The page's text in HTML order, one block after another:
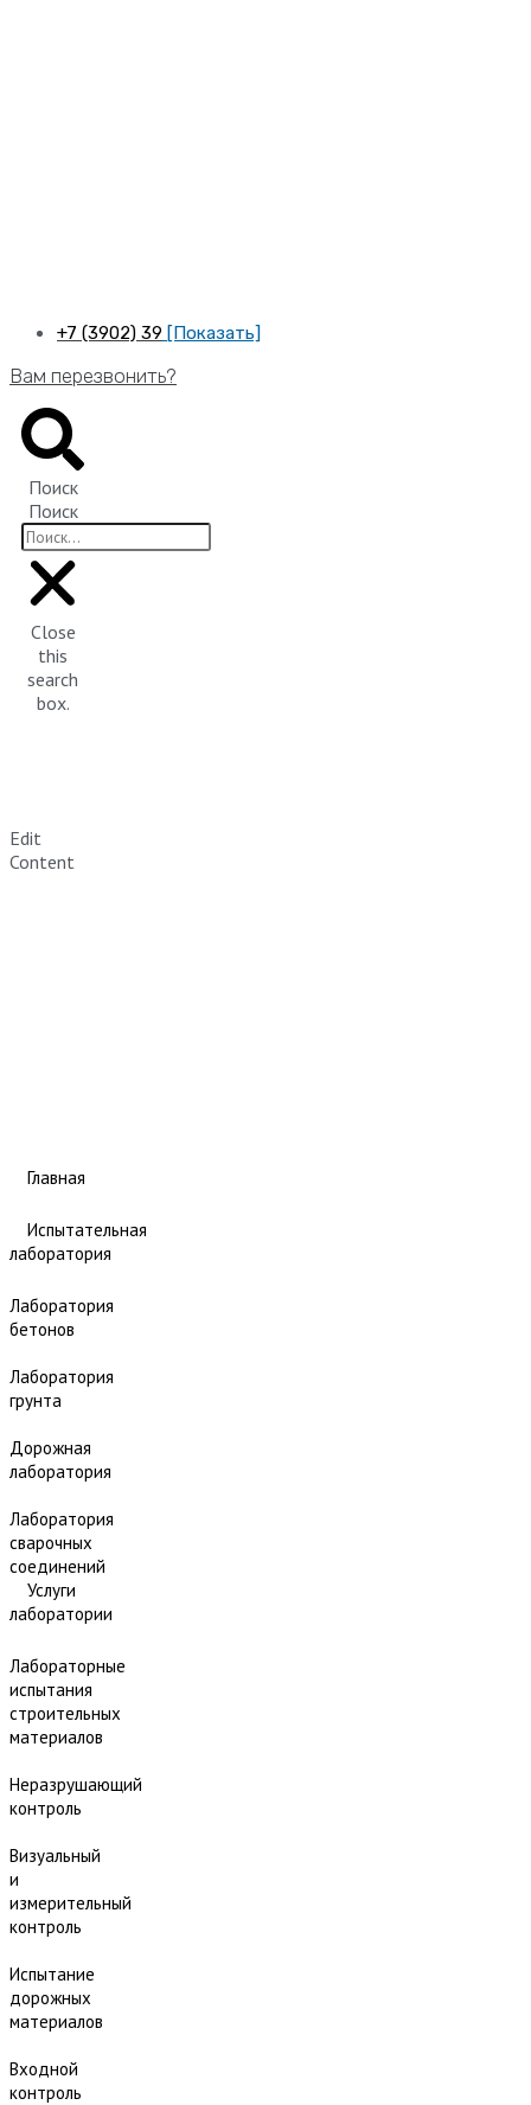
+7 (3902) 39 [Показать]
Вам перезвонить?
Поиск
Поиск
Close
this
search
box.
Edit
Content
Главная
Испытательная
лаборатория
Лаборатория
бетонов
Лаборатория
грунта
Дорожная
лаборатория
Лаборатория
сварочных
соединений
Услуги
лаборатории
Лабораторные
испытания
строительных
материалов
Неразрушающий
контроль
Визуальный
и
измерительный
контроль
Испытание
дорожных
материалов
Входной
контроль